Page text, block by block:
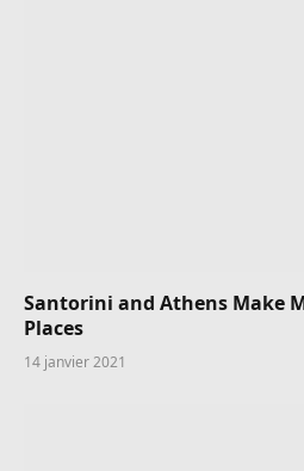
Santorini and Athens Make
Places
14 janvier 2021